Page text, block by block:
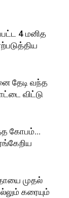
4 மனித
தேடி வந்த
விட்டு
கோபம்…
முதல்
கரையும்